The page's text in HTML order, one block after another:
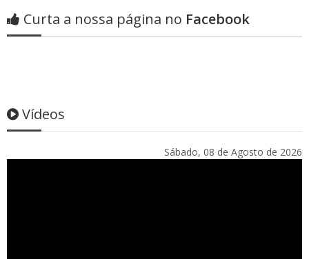
Curta a nossa página no Facebook
Vídeos
Sábado, 08 de Agosto de 2026